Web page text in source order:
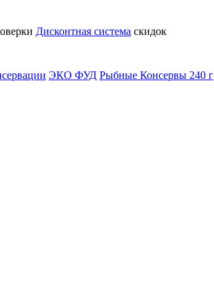
Дисконтная система скидок
ЭКО ФУД Рыбные Консервы 240 г